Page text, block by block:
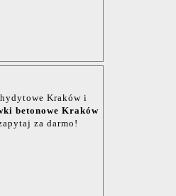
Kraków i
betonowe Kraków
za darmo!